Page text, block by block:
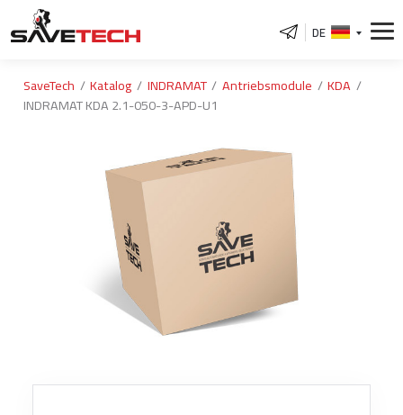
DE
SaveTech Katalog INDRAMAT Antriebsmodule
KDA
INDRAMAT KDA 2.1-050-3-APD-U1